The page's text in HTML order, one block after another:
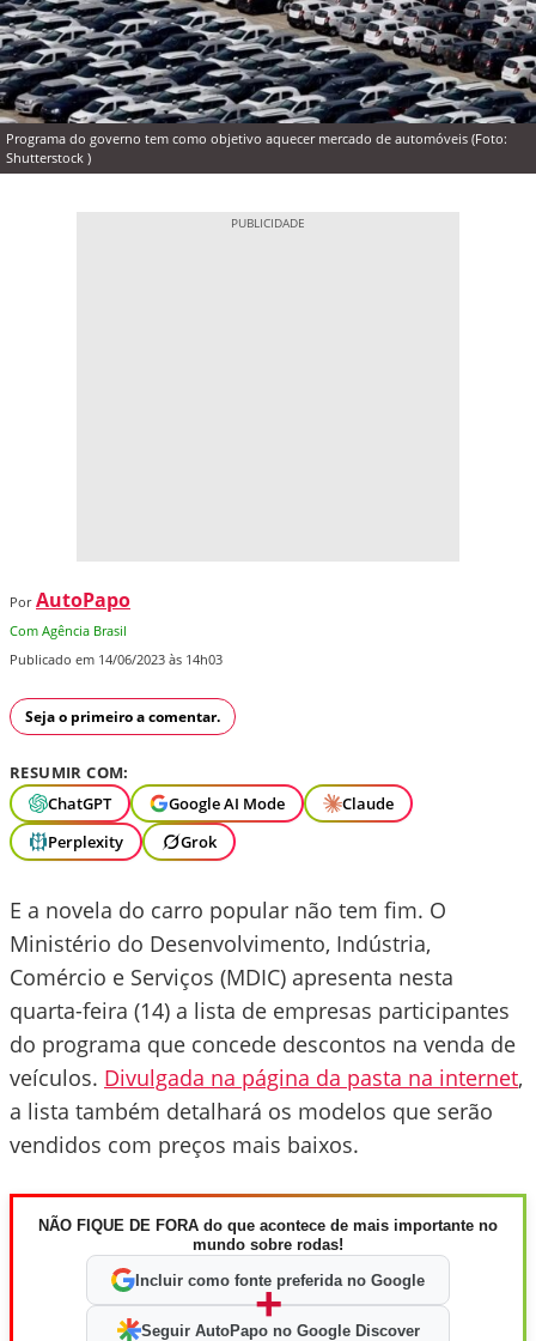
Programa do governo tem como objetivo aquecer mercado de automóveis (Foto:
Shutterstock )
Por AutoPapo
Com Agência Brasil
Publicado em 14/06/2023 às 14h03
Seja o primeiro a comentar.
RESUMIR COM:
ChatGPT
Google AI Mode
Claude
Perplexity
Grok
E a novela do carro popular não tem fim. O
Ministério do Desenvolvimento, Indústria,
Comércio e Serviços (MDIC) apresenta nesta
quarta-feira (14) a lista de empresas participantes
do programa que concede descontos na venda de
veículos. Divulgada na página da pasta na internet,
a lista também detalhará os modelos que serão
vendidos com preços mais baixos.
NÃO FIQUE DE FORA do que acontece de mais importante no
mundo sobre rodas!
Incluir como fonte preferida no Google
+
Seguir AutoPapo no Google Discover